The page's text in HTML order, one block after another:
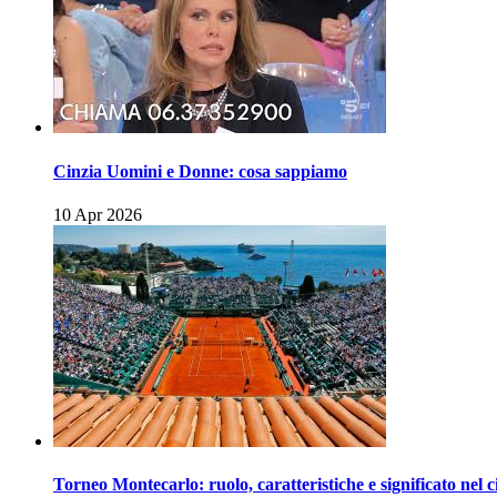
Cinzia Uomini e Donne: cosa sappiamo
10 Apr 2026
Torneo Montecarlo: ruolo, caratteristiche e significato nel